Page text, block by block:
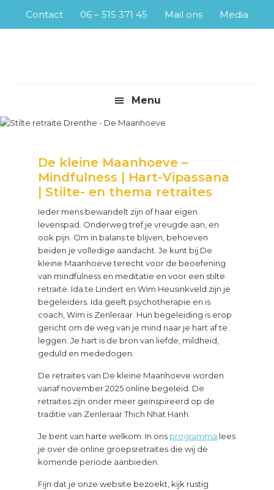
primary
main
footer
Contact 06 – 515 371 45 Mail ons Media
Menu
De kleine Maanhoeve –
Mindfulness | Hart-Vipassana
| Stilte- en thema retraites
Ieder mens bewandelt zijn of haar eigen
levenspad. Onderweg tref je vreugde aan, en
ook pijn. Om in balans te blijven, behoeven
beiden je volledige aandacht. Je kunt bij De
kleine Maanhoeve terecht voor de beoefening
van mindfulness en meditatie en voor een stilte
retraite. Ida te Lindert en Wim Heusinkveld zijn je
begeleiders. Ida geeft psychotherapie en is
coach, Wim is Zenleraar. Hun begeleiding is erop
gericht om de weg van je mind naar je hart af te
leggen. Je hart is de bron van liefde, mildheid,
geduld en mededogen.
De retraites van De kleine Maanhoeve worden
vanaf november 2025 online begeleid. De
retraites zijn onder meer geïnspireerd op de
traditie van Zenleraar Thich Nhat Hanh.
Je bent van harte welkom. In ons programma lees
je over de online groepsretraites die wij de
komende periode aanbieden.
Fijn dat je onze website bezoekt, kijk rustig